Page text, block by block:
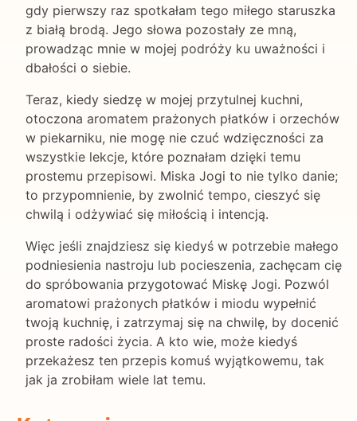
gdy pierwszy raz spotkałam tego miłego staruszka
z białą brodą. Jego słowa pozostały ze mną,
prowadząc mnie w mojej podróży ku uważności i
dbałości o siebie.
Teraz, kiedy siedzę w mojej przytulnej kuchni,
otoczona aromatem prażonych płatków i orzechów
w piekarniku, nie mogę nie czuć wdzięczności za
wszystkie lekcje, które poznałam dzięki temu
prostemu przepisowi. Miska Jogi to nie tylko danie;
to przypomnienie, by zwolnić tempo, cieszyć się
chwilą i odżywiać się miłością i intencją.
Więc jeśli znajdziesz się kiedyś w potrzebie małego
podniesienia nastroju lub pocieszenia, zachęcam cię
do spróbowania przygotować Miskę Jogi. Pozwól
aromatowi prażonych płatków i miodu wypełnić
twoją kuchnię, i zatrzymaj się na chwilę, by docenić
proste radości życia. A kto wie, może kiedyś
przekażesz ten przepis komuś wyjątkowemu, tak
jak ja zrobiłam wiele lat temu.